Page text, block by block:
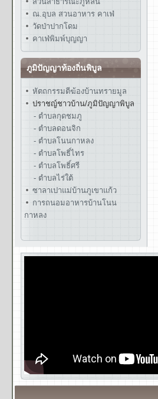
ณ.อุบล สวนอาหาร คาเฟ่
วัดป่าปากโดม
คาเฟ่พิมพ์บุญญา
ภูมิปัญญาท้องถิ่นพิบูล
หัตถกรรมตีฆ้องบ้านทรายมูล
ปราชญ์ชาวบ้าน/ภูมิปัญญาพิบูล
- ตำบลกุดชมภู
- ตำบลดอนจิก
- ตำบลโนนกาหลง
- ตำบลโพธิ์ไทร
- ตำบลโพธิ์ศรี
- ตำบลไร่ใต้
ซาลาเปาแม่บ้านภูเขาแก้ว
การถนอมอาหารบ้านโนน
กาหลง